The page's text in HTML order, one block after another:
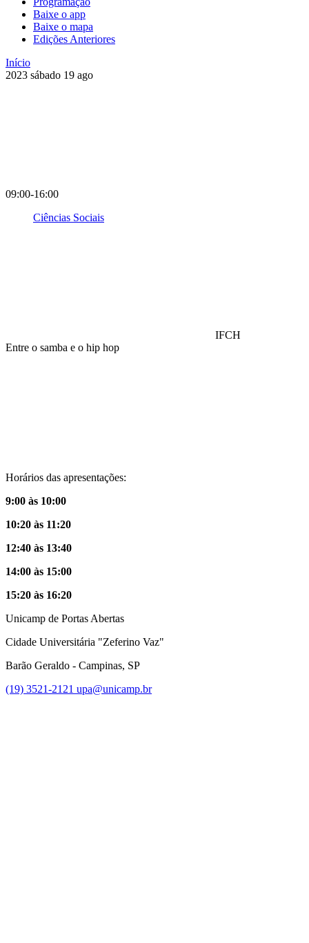
Baixe o app
Baixe o mapa
Edições Anteriores
Início
2023 sábado 19 ago
09:00-16:00
Ciências Sociais
IFCH
Entre o samba e o hip hop
Horários das apresentações:
9:00 às 10:00
10:20 às 11:20
12:40 às 13:40
14:00 às 15:00
15:20 às 16:20
Unicamp de Portas Abertas
Cidade Universitária "Zeferino Vaz"
Barão Geraldo - Campinas, SP
(19) 3521-2121 upa@unicamp.br